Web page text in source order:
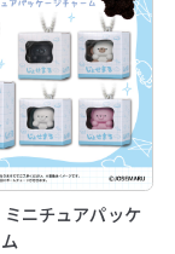
ミニチュアパッケ